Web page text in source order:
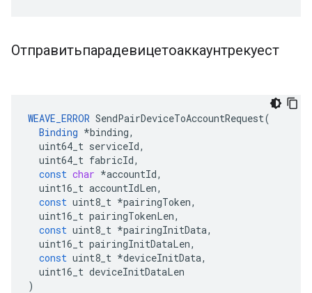
Отправитьпарадевицетоаккаунтрекуест
WEAVE_ERROR SendPairDeviceToAccountRequest(
Binding *binding,
uint64_t serviceId,
uint64_t fabricId,
const char *accountId,
uint16_t accountIdLen,
const uint8_t *pairingToken,
uint16_t pairingTokenLen,
const uint8_t *pairingInitData,
uint16_t pairingInitDataLen,
const uint8_t *deviceInitData,
uint16_t deviceInitDataLen
)